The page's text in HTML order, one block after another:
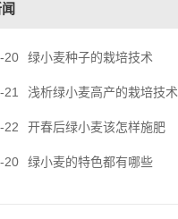
20 绿小麦种子的栽培技术
21 浅析绿小麦高产的栽培技术
22 开春后绿小麦该怎样施肥
20 绿小麦的特色都有哪些